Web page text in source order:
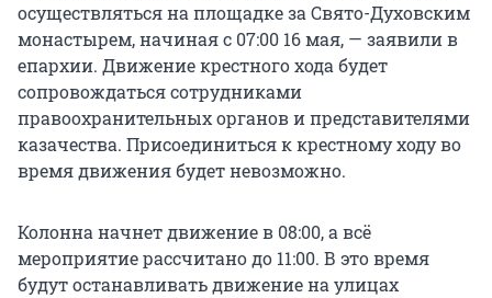
осуществляться на площадке за Свято-Духовским
монастырем, начиная с 07:00 16 мая, — заявили в
епархии. Движение крестного хода будет
сопровождаться сотрудниками
правоохранительных органов и представителями
казачества. Присоединиться к крестному ходу во
время движения будет невозможно.
Колонна начнет движение в 08:00, а всё
мероприятие рассчитано до 11:00. В это время
будут останавливать движение на улицах